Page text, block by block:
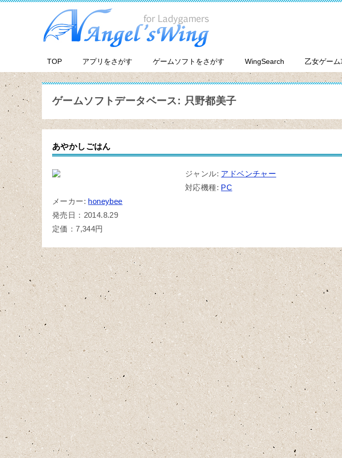
TOP アプリをさがす ゲームソフトをさがす WingSearch 乙女ゲー
ゲームソフトデータベース: 只野都美子
あやかしごはん
ジャンル: アドベンチャー
対応機種: PC
メーカー: honeybee
発売日：2014.8.29
定価：7,344円